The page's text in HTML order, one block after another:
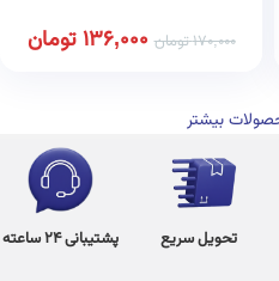
170,000تومان 136,000تومان
بیشتر
تحویل سریع پشتیبانی 24 ساعته